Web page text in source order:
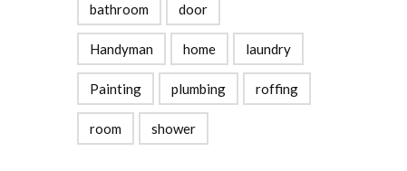
bathroom door
Handyman home laundry
Painting plumbing roffing
room shower